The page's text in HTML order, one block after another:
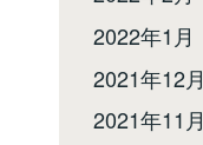
2022年1月
2021年12月
2021年11月